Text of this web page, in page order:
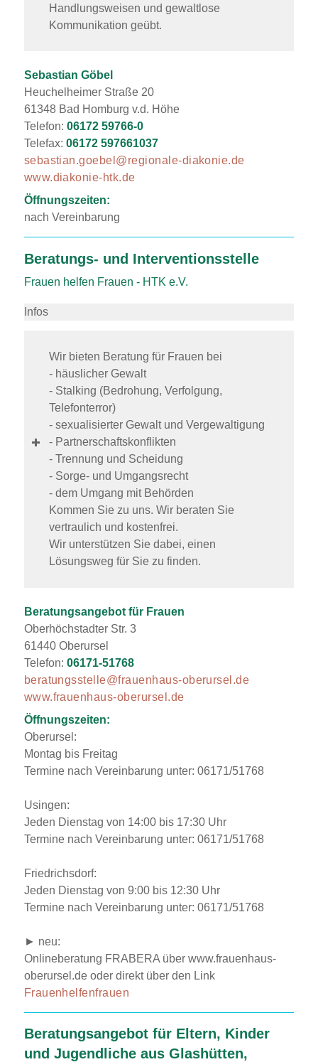
Handlungsweisen und gewaltlose
Kommunikation geübt.
Sebastian Göbel
Heuchelheimer Straße 20
61348 Bad Homburg v.d. Höhe
Telefon: 06172 59766-0
Telefax: 06172 597661037
sebastian.goebel@regionale-diakonie.de
www.diakonie-htk.de
Öffnungszeiten:
nach Vereinbarung
Beratungs- und Interventionsstelle
Frauen helfen Frauen - HTK e.V.
Infos
Wir bieten Beratung für Frauen bei
- häuslicher Gewalt
- Stalking (Bedrohung, Verfolgung,
Telefonterror)
- sexualisierter Gewalt und Vergewaltigung
- Partnerschaftskonflikten
- Trennung und Scheidung
- Sorge- und Umgangsrecht
- dem Umgang mit Behörden
Kommen Sie zu uns. Wir beraten Sie
vertraulich und kostenfrei.
Wir unterstützen Sie dabei, einen
Lösungsweg für Sie zu finden.
Beratungsangebot für Frauen
Oberhöchstadter Str. 3
61440 Oberursel
Telefon: 06171-51768
beratungsstelle@frauenhaus-oberursel.de
www.frauenhaus-oberursel.de
Öffnungszeiten:
Oberursel:
Montag bis Freitag
Termine nach Vereinbarung unter: 06171/51768
Usingen:
Jeden Dienstag von 14:00 bis 17:30 Uhr
Termine nach Vereinbarung unter: 06171/51768
Friedrichsdorf:
Jeden Dienstag von 9:00 bis 12:30 Uhr
Termine nach Vereinbarung unter: 06171/51768
► neu:
Onlineberatung FRABERA über www.frauenhaus-
oberursel.de oder direkt über den Link
Frauenhelfenfrauen
Beratungsangebot für Eltern, Kinder
und Jugendliche aus Glashütten,